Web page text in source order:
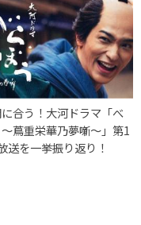
合う！大河ドラマ「べ
蔦重栄華乃夢噺～」第1
送を一挙振り返り！